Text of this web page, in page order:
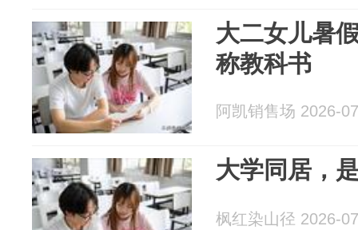
大二女儿暑
称教科书
阿凯销售场 2026-
大学同居，
枫红染山径 2026-